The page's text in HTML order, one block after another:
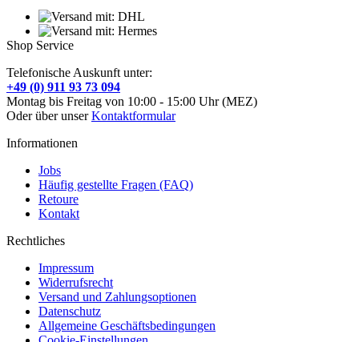
Shop Service
Telefonische Auskunft unter:
+49 (0) 911 93 73 094
Montag bis Freitag von 10:00 - 15:00 Uhr (MEZ)
Oder über unserKontaktformular
Informationen
Jobs
Häufig gestellte Fragen (FAQ)
Retoure
Kontakt
Rechtliches
Impressum
Widerrufsrecht
Versand und Zahlungsoptionen
Datenschutz
Allgemeine Geschäftsbedingungen